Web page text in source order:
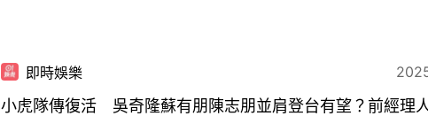
即時娛樂
小虎隊傳復活 吳奇隆蘇有朋陳志朋並肩登台有望？前經理